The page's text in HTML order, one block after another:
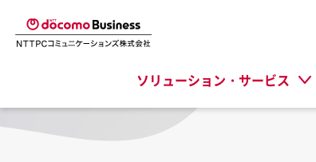
ソリューション・サービス